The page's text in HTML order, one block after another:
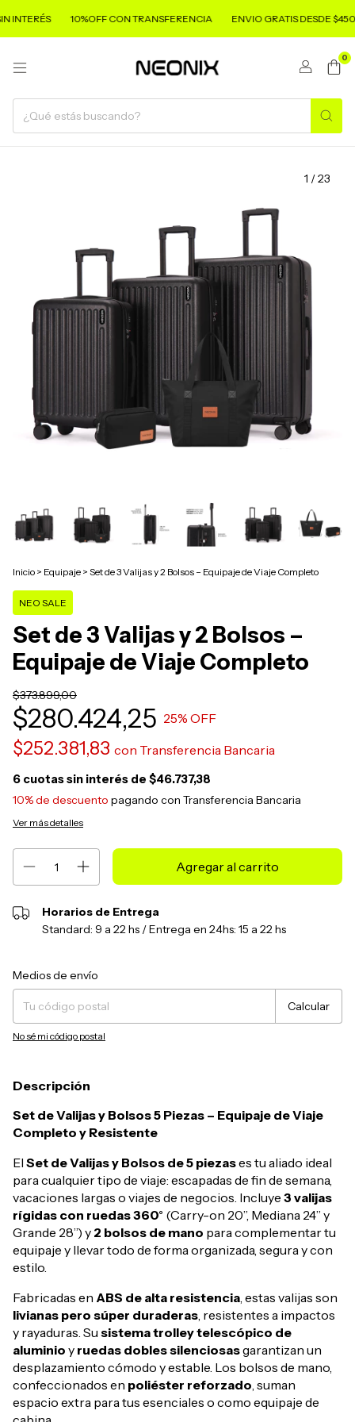
10%OFF CON TRANSFERENCIA ENVIO GRATIS DESDE
0
1 /23
Inicio > Equipaje > Set de 3 Valijas y 2 Bolsos – Equipaje de Viaje Completo
NEO SALE
Set de 3 Valijas y 2 Bolsos –
Equipaje de Viaje Completo
$373.899,00
$280.424,25 25% OFF
$252.381,83 con Transferencia Bancaria
6 cuotas sin interés de $46.737,38
10% de descuento pagando con Transferencia Bancaria
Ver más detalles
Horarios de Entrega
Standard: 9 a 22 hs / Entrega en 24hs: 15 a 22 hs
Entregas para el CP:
Medios de envío
Calcular
No sé mi código postal
Descripción
Set de Valijas y Bolsos 5 Piezas – Equipaje de Viaje
Completo y Resistente
El Set de Valijas y Bolsos de 5 piezases tu aliado ideal
para cualquier tipo de viaje: escapadas de fin de semana,
vacaciones largas o viajes de negocios. Incluye 3 valijas
rígidas con ruedas 360° (Carry-on 20”, Mediana 24” y
Grande 28”) y 2 bolsos de mano para complementar tu
equipaje y llevar todo de forma organizada, segura y con
estilo.
Fabricadas en ABS de alta resistencia, estas valijas son
livianas pero súper duraderas, resistentes a impactos
y rayaduras. Su sistema trolley telescópico de
aluminio y ruedas dobles silenciosasgarantizan un
desplazamiento cómodo y estable. Los bolsos de mano,
confeccionados en poliéster reforzado, suman
espacio extra para tus esenciales o como equipaje de